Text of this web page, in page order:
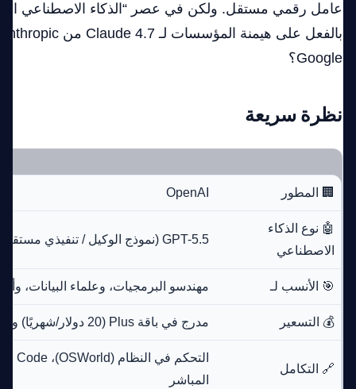
عامل رقمي مستقل. ولكن في عصر “الذكاء الاصطناعي
Google؟
نظرة سريعة
🏢 المطور OpenAI
🤖 نوع الذكاء
الاصطناعي
GPT-5.5 (نموذج الوكيل / تنفيذي مستقل)
🎯 الأنسب لـ مهندسو البرمجيات، وعلماء البيانات،
💰 التسعير مدرج في باقة Plus (20 دولار/شهريًا) وباقة Pro (200 دولار/شهريًا)
🔗 التكامل
المباشر